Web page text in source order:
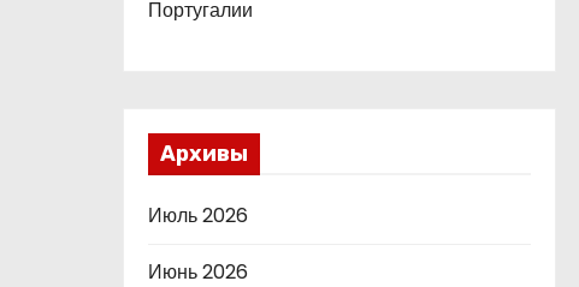
Португалии
Архивы
Июль 2026
Июнь 2026